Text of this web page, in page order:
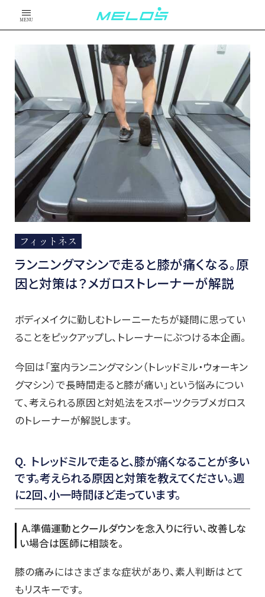
MENU
フィットネス
ランニングマシンで走ると膝が痛くなる。原
因と対策は？メガロストレーナーが解説
ボディメイクに勤しむトレーニーたちが疑問に思ってい
ることをピックアップし、トレーナーにぶつける本企画。
今回は「室内ランニングマシン（トレッドミル・ウォーキン
グマシン）で長時間走ると膝が痛い」という悩みについ
て、考えられる原因と対処法をスポーツクラブメガロス
のトレーナーが解説します。
Q. トレッドミルで走ると、膝が痛くなることが多い
です。考えられる原因と対策を教えてください。週
に2回、小一時間ほど走っています。
A.準備運動とクールダウンを念入りに行い、改善しな
い場合は医師に相談を。
膝の痛みにはさまざまな症状があり、素人判断はとて
もリスキーです。